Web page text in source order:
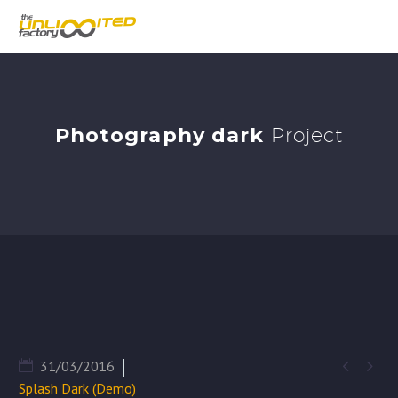
Photography dark Project
 
31/03/2016
Splash Dark (Demo)